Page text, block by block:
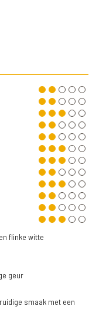
flinke witte
geur
smaak met een